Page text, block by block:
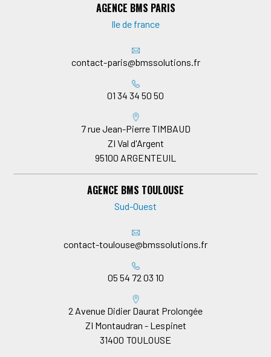
AGENCE BMS PARIS
Ile de france
contact-paris@bmssolutions.fr
01 34 34 50 50
7 rue Jean-Pierre TIMBAUD
ZI Val d'Argent
95100 ARGENTEUIL
AGENCE BMS TOULOUSE
Sud-Ouest
contact-toulouse@bmssolutions.fr
05 54 72 03 10
2 Avenue Didier Daurat Prolongée
ZI Montaudran - Lespinet
31400 TOULOUSE